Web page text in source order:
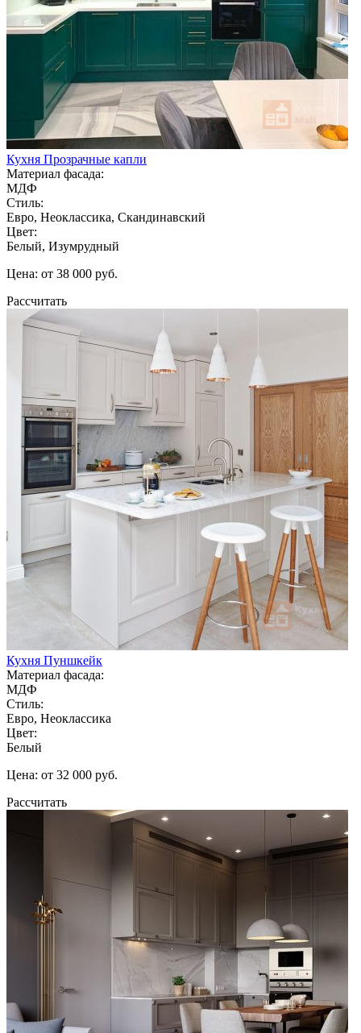
Кухня Прозрачные капли
Материал фасада:
МДФ
Стиль:
Евро, Неоклассика, Скандинавский
Цвет:
Белый, Изумрудный
Цена: от 38 000 руб.
Рассчитать
Кухня Пуншкейк
Материал фасада:
МДФ
Стиль:
Евро, Неоклассика
Цвет:
Белый
Цена: от 32 000 руб.
Рассчитать